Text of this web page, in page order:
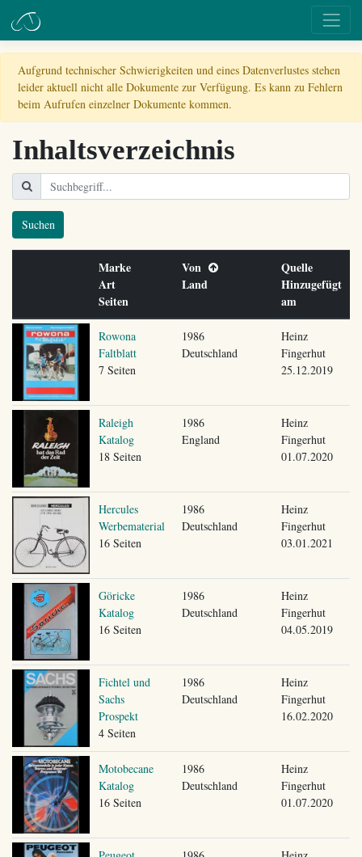
Aufgrund technischer Schwierigkeiten und eines Datenverlustes stehen
leider aktuell nicht alle Dokumente zur Verfügung. Es kann zu Fehlern
beim Aufrufen einzelner Dokumente kommen.
Inhaltsverzeichnis
Suchen
Marke
Art
Seiten
Von
Land
Quelle
Hinzugefügt
am
Rowona
Faltblatt
7 Seiten
1986
Deutschland
Heinz
Fingerhut
25.12.2019
Raleigh
Katalog
18 Seiten
1986
England
Heinz
Fingerhut
01.07.2020
Hercules
Werbematerial
16 Seiten
1986
Deutschland
Heinz
Fingerhut
03.01.2021
Göricke
Katalog
16 Seiten
1986
Deutschland
Heinz
Fingerhut
04.05.2019
Fichtel und
Sachs
Prospekt
4 Seiten
1986
Deutschland
Heinz
Fingerhut
16.02.2020
Motobecane
Katalog
16 Seiten
1986
Deutschland
Heinz
Fingerhut
01.07.2020